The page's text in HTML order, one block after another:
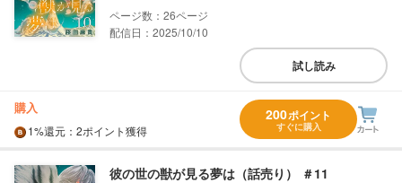
26
配信日：2025/10/10
試し読み
購入
1%還元 ：2ポイント獲得
200ポイント
すぐに購入
彼の世の獣が見る夢は（話売り） ＃11